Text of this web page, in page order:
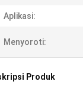
Aplikasi:
Menyoroti:
Produk